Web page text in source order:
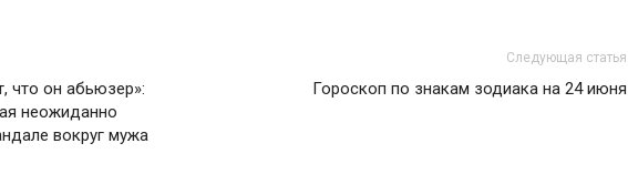
что он абьюзер»:
неожиданно
вокруг мужа
Следующая статья
Гороскоп по знакам зодиака на 24 июня